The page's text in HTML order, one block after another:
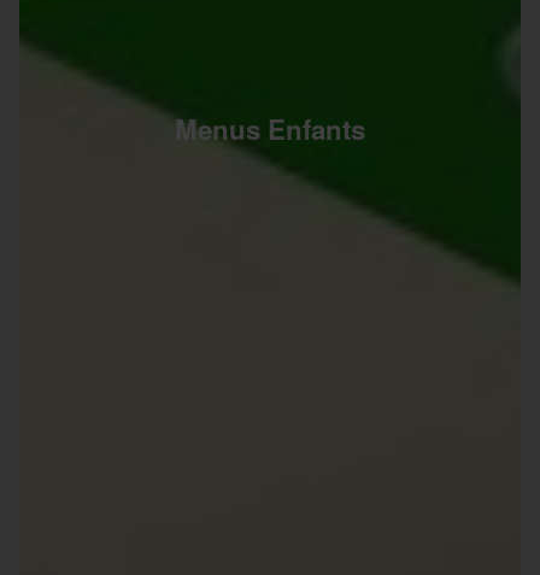
Menus Enfants